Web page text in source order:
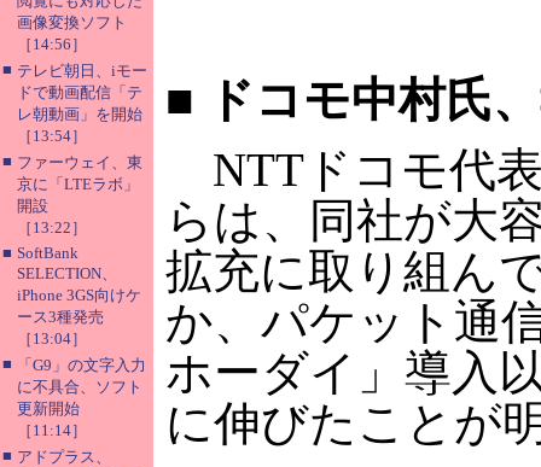
画像変換ソフト
［14:56］
■ テレビ朝日、iモー
ドで動画配信「テ
レ朝動画」を開始
［13:54］
■ ファーウェイ、東
京に「LTEラボ」
開設
［13:22］
■ SoftBank
SELECTION、
iPhone 3GS向けケ
ース3種発売
［13:04］
■
「G9」の文字入力
に不具合、ソフト
更新開始
［11:14］
■ アドプラス、
■ ドコモ中村氏
NTTドコモ代
らは、同社が大
拡充に取り組ん
か、パケット通
ホーダイ」導入
に伸びたことが